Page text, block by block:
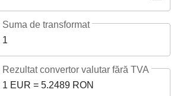
1
Suma de transformat
1 EUR = 5.2489 RON
Rezultat convertor valutar fără TVA